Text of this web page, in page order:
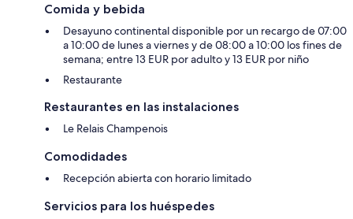
Comida y bebida
Desayuno continental disponible por un recargo de 07:00
a 10:00 de lunes a viernes y de 08:00 a 10:00 los fines de
semana; entre 13 EUR por adulto y 13 EUR por niño
Restaurante
Restaurantes en las instalaciones
Le Relais Champenois
Comodidades
Recepción abierta con horario limitado
Servicios para los huéspedes